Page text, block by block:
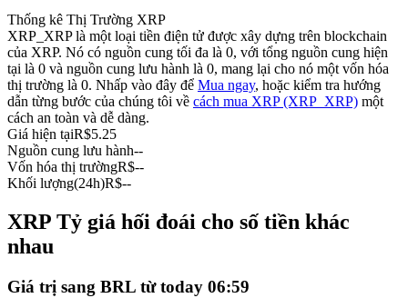
USDC Futures vĩnh cửu
Futures sử dụng USDC làm tài sản thế chấp
Thống kê Thị Trường XRP
XRP_XRP là một loại tiền điện tử được xây dựng trên blockchain
của XRP. Nó có nguồn cung tối đa là 0, với tổng nguồn cung hiện
tại là 0 và nguồn cung lưu hành là 0, mang lại cho nó một vốn hóa
thị trường là 0. Nhấp vào đây để Mua ngay, hoặc kiểm tra hướng
dẫn từng bước của chúng tôi về cách mua XRP (XRP_XRP) một
cách an toàn và dễ dàng.
Giá hiện tạiR$5.25
Nguồn cung lưu hành--
Vốn hóa thị trườngR$--
Khối lượng(24h)R$--
XRP Tỷ giá hối đoái cho số tiền khác
nhau
Giá trị sang BRL từ today 06:59